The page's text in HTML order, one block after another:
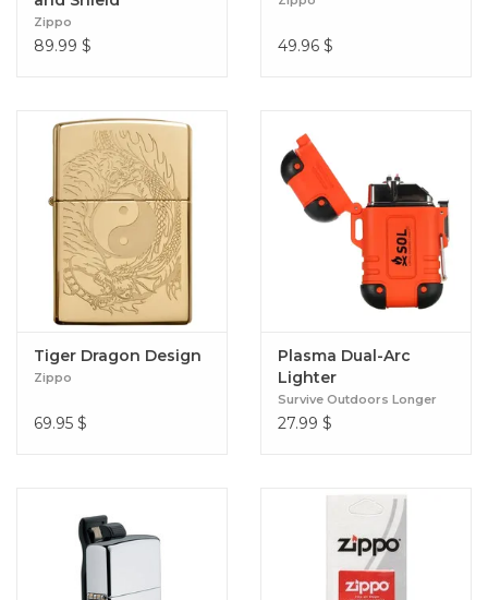
Zippo
89.99 $ 49.96 $
Tiger Dragon Design
Zippo
69.95 $
Plasma Dual-Arc
Lighter
Survive Outdoors Longer
27.99 $